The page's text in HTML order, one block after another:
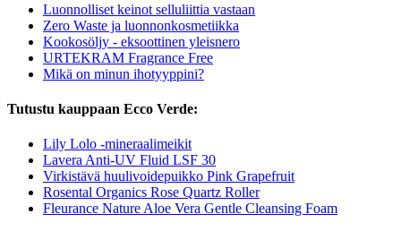
Luonnolliset keinot selluliittia vastaan
Zero Waste ja luonnonkosmetiikka
Kookosöljy - eksoottinen yleisnero
URTEKRAM Fragrance Free
Mikä on minun ihotyyppini?
Tutustu kauppaan Ecco Verde:
Lily Lolo -mineraalimeikit
Lavera Anti-UV Fluid LSF 30
Virkistävä huulivoidepuikko Pink Grapefruit
Rosental Organics Rose Quartz Roller
Fleurance Nature Aloe Vera Gentle Cleansing Foam